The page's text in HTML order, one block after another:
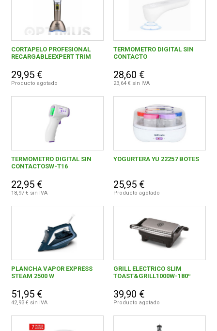
CORTAPELO PROFESIONAL
RECARGABLEEXPERT TRIM
29,95 €
Producto agotado
TERMOMETRO DIGITAL SIN
CONTACTO
28,60 €
23,64 € sin IVA
TERMOMETRO DIGITAL SIN
CONTACTOSW-T16
22,95 €
18,97 € sin IVA
YOGURTERA YU 22257 BOTES
25,95 €
Producto agotado
PLANCHA VAPOR EXPRESS
STEAM 2500 W
51,95 €
42,93 € sin IVA
GRILL ELECTRICO SLIM
TOAST&GRILL1000W-180º
39,90 €
Producto agotado